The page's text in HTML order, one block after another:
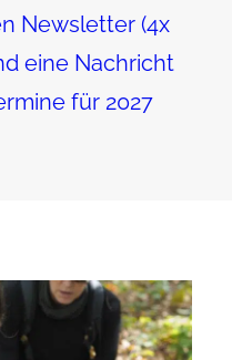
Newsletter (4x
eine Nachricht
für 2027